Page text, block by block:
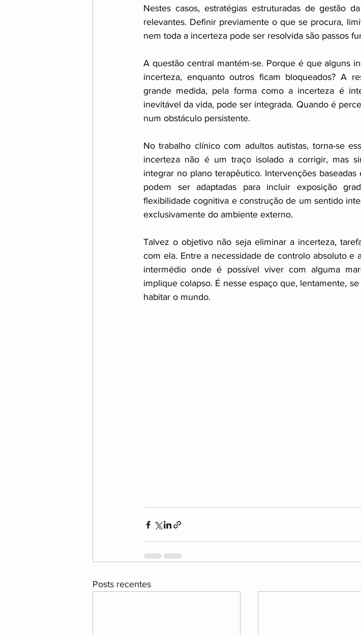
Nestes casos, estratégias estruturadas de gestão
relevantes. Definir previamente o que se procura,
nem toda a incerteza pode ser resolvida são passos
A questão central mantém-se. Porque é que alguns
incerteza, enquanto outros ficam bloqueados? A
grande medida, pela forma como a incerteza é
inevitável da vida, pode ser integrada. Quando é
num obstáculo persistente.
No trabalho clínico com adultos autistas, torna-se
incerteza não é um traço isolado a corrigir, mas
integrar no plano terapêutico. Intervenções
podem ser adaptadas para incluir exposição
flexibilidade cognitiva e construção de um sentido
exclusivamente do ambiente externo.
Talvez o objetivo não seja eliminar a incerteza,
com ela. Entre a necessidade de controlo absoluto e
intermédio onde é possível viver com alguma
implique colapso. É nesse espaço que, lentamente,
habitar o mundo.
Posts recentes